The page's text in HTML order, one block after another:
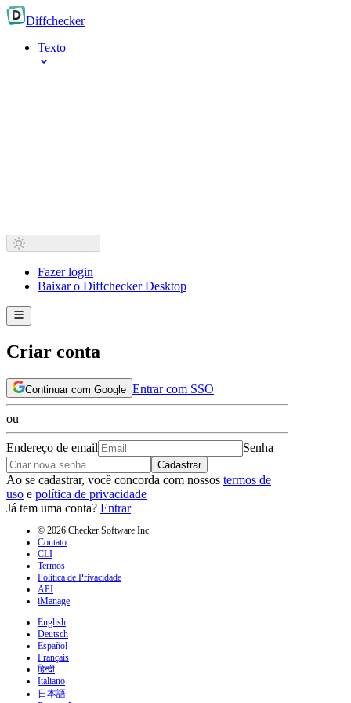
Diffchecker
Texto
Fazer login
Baixar o Diffchecker Desktop
Criar conta
Continuar com Google Entrar com SSO
ou
Endereço de email Senha
Cadastrar
Ao se cadastrar, você concorda com nossos termos de
uso e política de privacidade
Já tem uma conta? Entrar
© 2026 Checker Software Inc.
Contato
CLI
Termos
Política de Privacidade
API
iManage
English
Deutsch
Español
Français
हिन्दी
Italiano
日本語